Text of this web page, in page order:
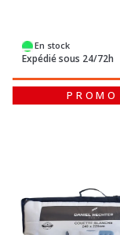
En stock
Expédié sous 24/72h
PROMO